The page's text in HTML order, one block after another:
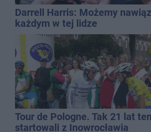
Darrell Harris: Możemy
każdym w tej lidze
Tour de Pologne. Tak 21 lat
startowali z Inowrocławia